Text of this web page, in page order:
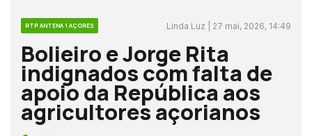
RTP ANTENA 1 AÇORES Linda Luz | 27 mai, 2026, 14:49
Bolieiro e Jorge Rita
indignados com falta de
apoio da República aos
agricultores açorianos